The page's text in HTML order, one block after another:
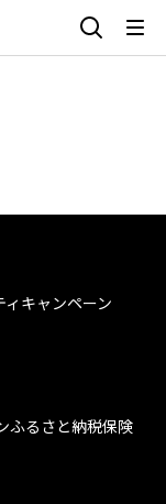
キャンペーン
ふるさと納税保険